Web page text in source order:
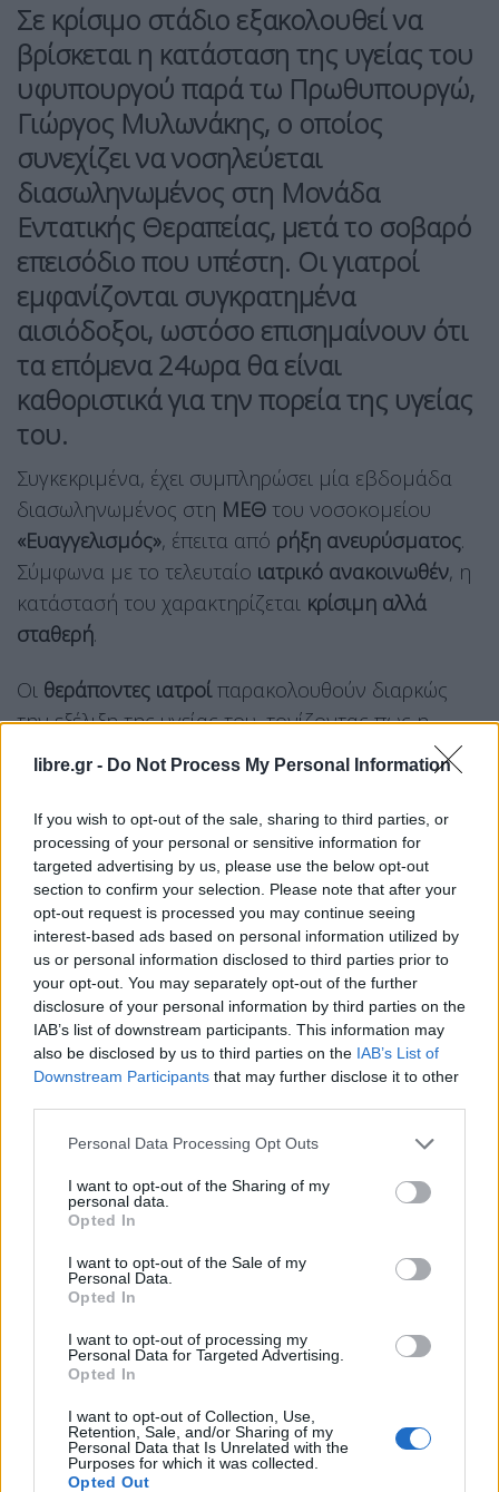
libre.gr - Do Not Process My Personal Information
If you wish to opt-out of the sale, sharing to third parties, or
processing of your personal or sensitive information for
targeted advertising by us, please use the below opt-out
section to confirm your selection. Please note that after your
opt-out request is processed you may continue seeing
interest-based ads based on personal information utilized by
us or personal information disclosed to third parties prior to
your opt-out. You may separately opt-out of the further
disclosure of your personal information by third parties on the
IAB’s list of downstream participants. This information may
also be disclosed by us to third parties on the IAB’s List of
Downstream Participants that may further disclose it to other
Personal Data Processing Opt Outs
I want to opt-out of the Sharing of my
personal data.
Opted In
I want to opt-out of the Sale of my
Personal Data.
Opted In
I want to opt-out of processing my
Personal Data for Targeted Advertising.
Opted In
I want to opt-out of Collection, Use,
Retention, Sale, and/or Sharing of my
Personal Data that Is Unrelated with the
Purposes for which it was collected.
Opted Out
Σε κρίσιμο στάδιο εξακολουθεί να
βρίσκεται η κατάσταση της υγείαςτου
υφυπουργού παρά τω Πρωθυπουργώ,
Γιώργος Μυλωνάκης, ο οποίος
συνεχίζει να νοσηλεύεται
διασωληνωμένος στη Μονάδα
Εντατικής Θεραπείας, μετά το σοβαρό
επεισόδιο που υπέστη. Οι γιατροί
εμφανίζονται συγκρατημένα
αισιόδοξοι, ωστόσο επισημαίνουν ότι
τα επόμενα24ωραθα είναι
καθοριστικά για την πορεία της υγείας
του.
Συγκεκριμένα, έχει συμπληρώσει μία εβδομάδα
διασωληνωμένος στη ΜΕΘ του νοσοκομείου
«Ευαγγελισμός», έπειτα από ρήξη ανευρύσματος.
Σύμφωνα με το τελευταίο ιατρικό ανακοινωθέν, η
κατάστασή του χαρακτηρίζεται κρίσιμη αλλά
σταθερή.
Οι θεράποντες ιατροίπαρακολουθούν διαρκώς
την εξέλιξη της υγείας του, τονίζοντας πως η
νοσηλεία
του εκτιμάται ότι θα διαρκέσει
τουλάχιστον 10 έως 15 ημέρες. Το επόμενο
διάστημα θεωρείται ιδιαίτερα σημαντικό,
προκειμένου να υπάρξει πιο σαφής εικόνα για την
πορεία του.
Υπενθυμίζεται ότι ο υφυπουργός κατέρρευσε στις
15 ΑπριλίουστοΜέγαρο Μαξίμου, κατά τη
διάρκεια πρωινής σύσκεψης, παρουσιάζοντας
λιποθυμικό επεισόδιο. Από την πρώτη στιγμή στο
πλευρό του βρίσκονται μέλη τηςοικογένειάςτου
και στενοί συνεργάτες.
Παράλληλα, δέχεται καθημερινά επισκέψεις από
περιβάλλοντος, τα οποία ενημερώνονται για την
πορεία της υγείας του από τους γιατρούς.
Facebook Bluesky
Email Copy Link
Σχετικά Άρθρα